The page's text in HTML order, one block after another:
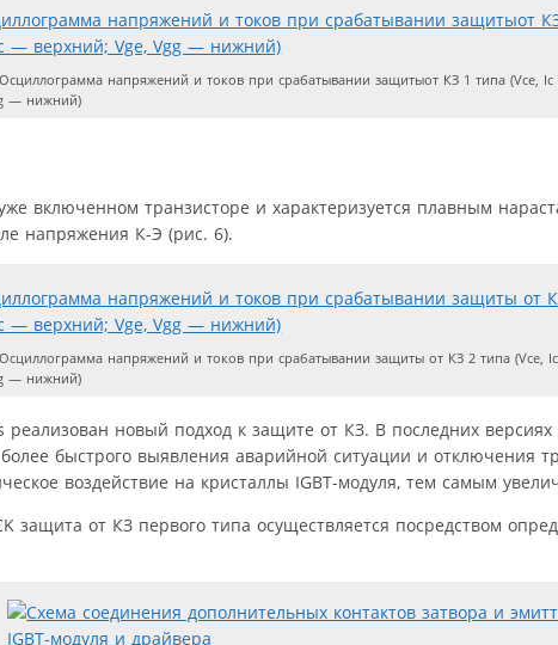
Осциллограмма напряжений и токов при срабатывании защитыот КЗ 1 типа (Vce,
— нижний)
включенном транзисторе и характеризуется плавным
напряжения К-Э (рис. 6).
Осциллограмма напряжений и токов при срабатывании защиты от КЗ 2 типа (Vce,
— нижний)
реализован новый подход к защите от КЗ. В последних
быстрого выявления аварийной ситуации и отключения
воздействие на кристаллы IGBT-модуля, тем самым
защита от КЗ первого типа осуществляется посредством